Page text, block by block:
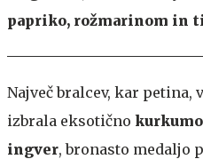
papriko, rožmarinom in
Največ bralcev, kar petina,
izbrala eksotično kurkumo
ingver, bronasto medaljo